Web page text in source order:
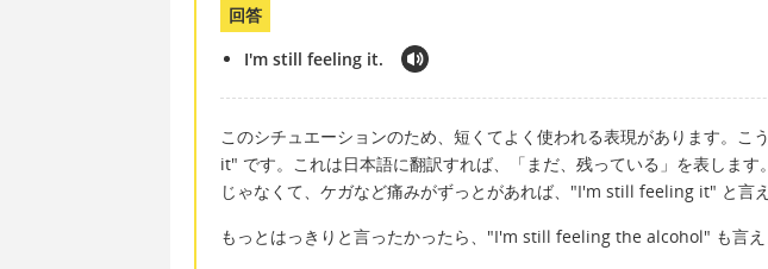
回答
I'm still feeling it.
このシチュエーションのため、短くてよく使われる表現があります。
it" です。これは日本語に翻訳すれば、「まだ、残っている」を表します
じゃなくて、ケガなど痛みがずっとがあれば、"I'm still feeling it" と言え
もっとはっきりと言ったかったら、"I'm still feeling the alcohol" も言え